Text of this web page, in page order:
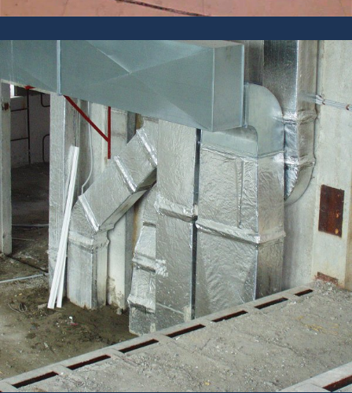
Наша огнезащита предназначена для
воздуховодов, вентиляции и систем
дымоудаления. Рулонные материалы
повышают огнестойкость конструкций от 30
минут до 3 часов - в зависимости от ваших
потребностей.